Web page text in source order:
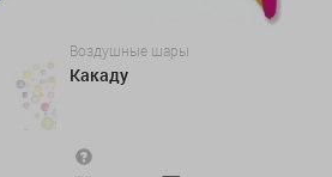
Воздушные шары
Какаду